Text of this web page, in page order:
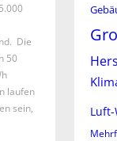
Die
50
laufen
sein,